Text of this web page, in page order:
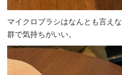
マイクロブラシはなんとも言え
群で気持ちがいい。